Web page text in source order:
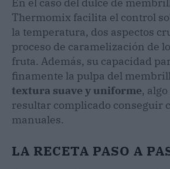
En el caso del dulce de
Thermomix facilita el control
la temperatura, dos aspectos
proceso de caramelización de
fruta. Además, su capacidad
finamente la pulpa del
textura suave y uniforme,
resultar complicado conseguir
manuales.
LA RECETA PASO A